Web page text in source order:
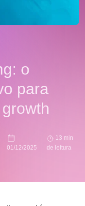
o
para
01/12/2025
13 min
de leitura